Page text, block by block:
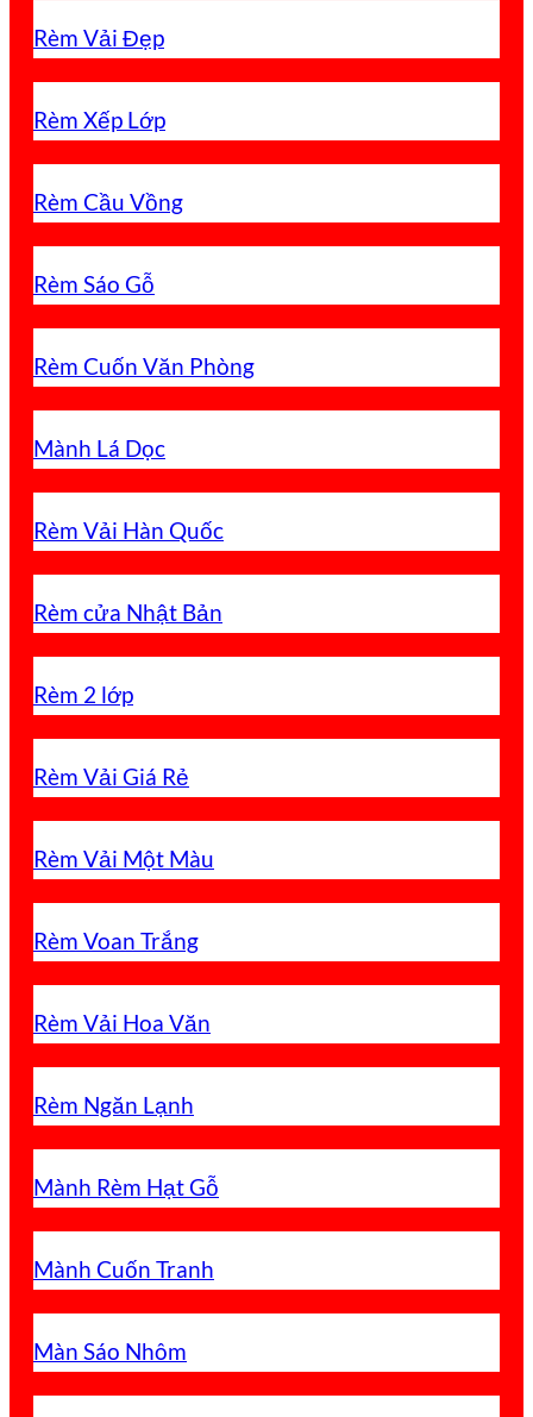
Rèm Vải Đẹp
Rèm Xếp Lớp
Rèm Cầu Vồng
Rèm Sáo Gỗ
Rèm Cuốn Văn Phòng
Mành Lá Dọc
Rèm Vải Hàn Quốc
Rèm cửa Nhật Bản
Rèm 2 lớp
Rèm Vải Giá Rẻ
Rèm Vải Một Màu
Rèm Voan Trắng
Rèm Vải Hoa Văn
Rèm Ngăn Lạnh
Mành Rèm Hạt Gỗ
Mành Cuốn Tranh
Màn Sáo Nhôm